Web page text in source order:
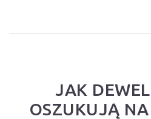
JAK
OSZUKUJĄ